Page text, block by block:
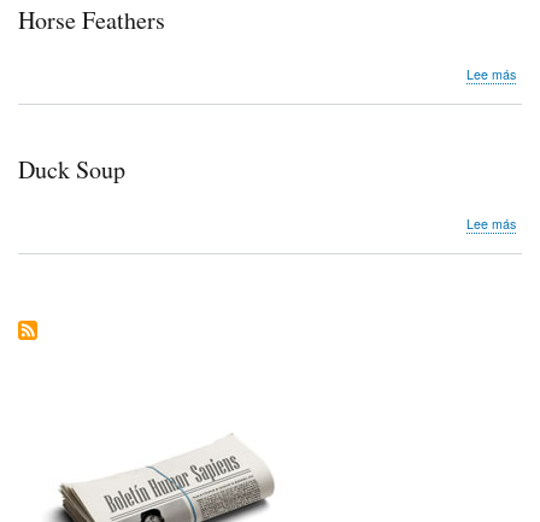
Horse Feathers
Lee más
Duck Soup
Lee más